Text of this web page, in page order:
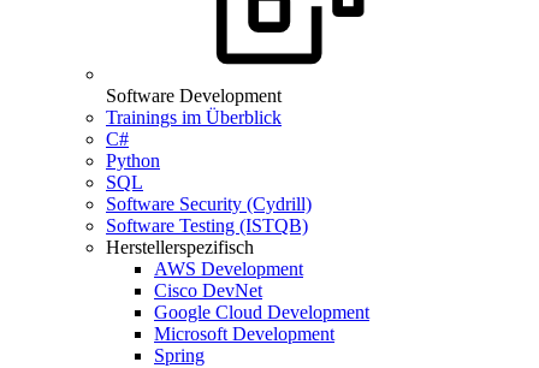
Software Development
Trainings im Überblick
C#
Python
SQL
Software Security (Cydrill)
Software Testing (ISTQB)
Herstellerspezifisch
AWS Development
Cisco DevNet
Google Cloud Development
Microsoft Development
Spring